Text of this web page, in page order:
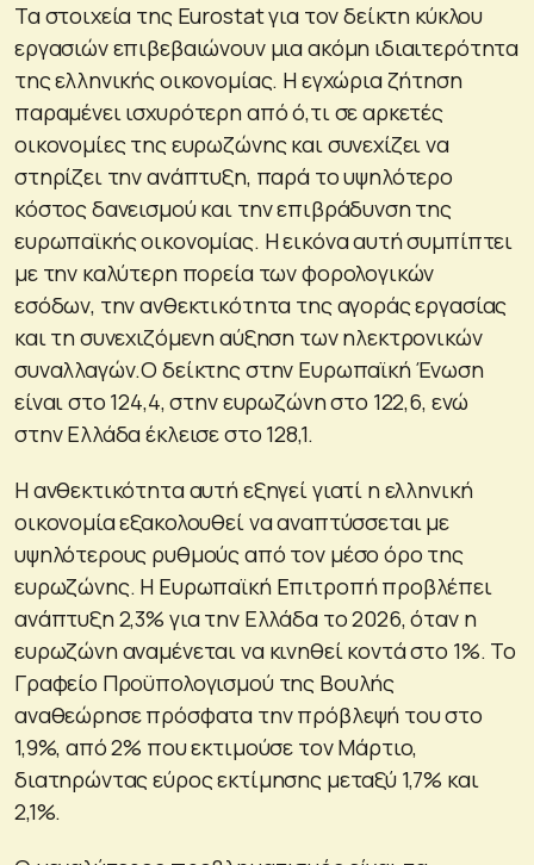
Τα στοιχεία της Eurostat για τον δείκτη κύκλου
εργασιών επιβεβαιώνουν μια ακόμη ιδιαιτερότητα
της ελληνικής οικονομίας. Η εγχώρια ζήτηση
παραμένει ισχυρότερη από ό,τι σε αρκετές
οικονομίες της ευρωζώνης και συνεχίζει να
στηρίζει την ανάπτυξη, παρά το υψηλότερο
κόστος δανεισμού και την επιβράδυνση της
ευρωπαϊκής οικονομίας. Η εικόνα αυτή συμπίπτει
με την καλύτερη πορεία των φορολογικών
εσόδων, την ανθεκτικότητα της αγοράς εργασίας
και τη συνεχιζόμενη αύξηση των ηλεκτρονικών
συναλλαγών.Ο δείκτης στην Ευρωπαϊκή Ένωση
είναι στο 124,4, στην ευρωζώνη στο 122,6, ενώ
στην Ελλάδα έκλεισε στο 128,1.
Η ανθεκτικότητα αυτή εξηγεί γιατί η ελληνική
οικονομία εξακολουθεί να αναπτύσσεται με
υψηλότερους ρυθμούς από τον μέσο όρο της
ευρωζώνης. Η Ευρωπαϊκή Επιτροπή προβλέπει
ανάπτυξη 2,3% για την Ελλάδα το 2026, όταν η
ευρωζώνη αναμένεται να κινηθεί κοντά στο 1%. Το
Γραφείο Προϋπολογισμού της Βουλής
αναθεώρησε πρόσφατα την πρόβλεψή του στο
1,9%, από 2% που εκτιμούσε τον Μάρτιο,
διατηρώντας εύρος εκτίμησης μεταξύ 1,7% και
2,1%.